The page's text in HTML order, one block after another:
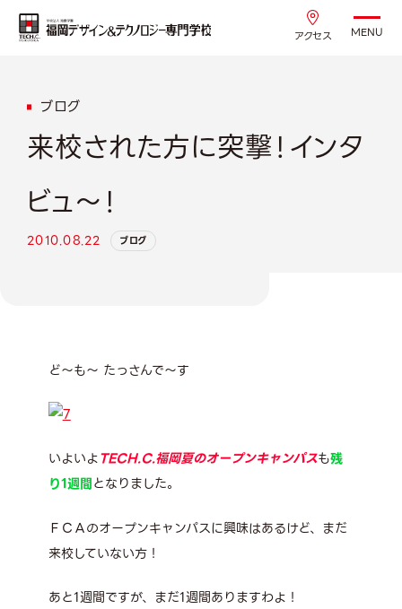
アクセス MENU
ブログ
来校された方に突撃！インタ
ビュ～！
2010.08.22 ブログ
ど～も～ たっさんで～す
いよいよTECH.C.福岡夏のオープンキャンパスも残
り1週間となりました。
ＦＣＡのオープンキャンパスに興味はあるけど、まだ
来校していない方！
あと1週間ですが、まだ1週間ありますわよ！